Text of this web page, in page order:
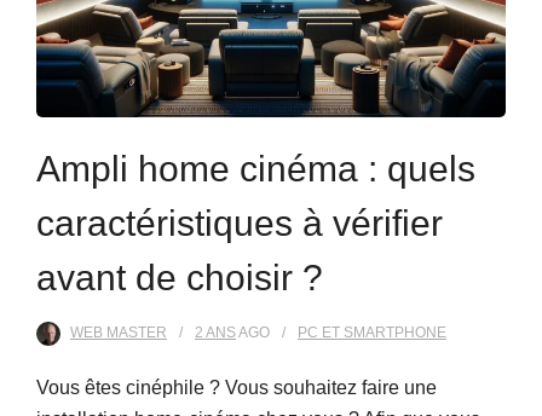
Ampli home cinéma : quels
caractéristiques à vérifier
avant de choisir ?
WEB MASTER 2 ANSAGO PC ET SMARTPHONE
Vous êtes cinéphile ? Vous souhaitez faire une